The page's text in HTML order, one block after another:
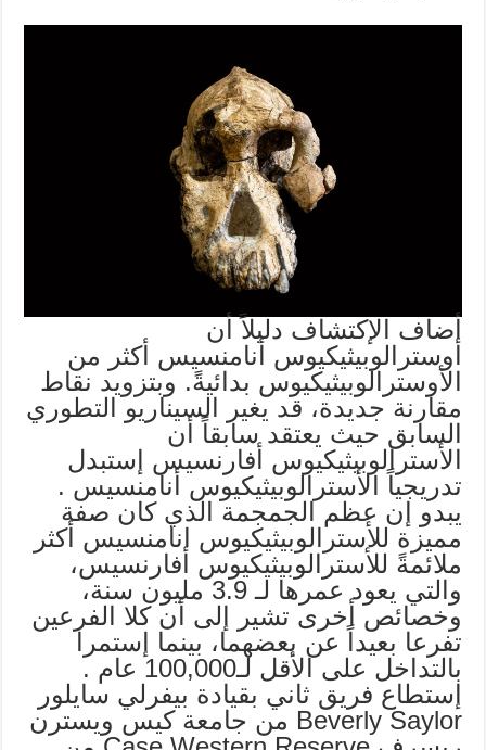
أضاف الإكتشاف دليلاً أن
أوسترالوبيثيكيوس أنامنسيس أكثر من
الأوسترالوبيثيكيوس بدائيةً. وبتزويد نقاط
مقارنة جديدة، قد يغير السيناريو التطوري
السابق حيث يعتقد سابقاً أن
الأسترالوبيثيكيوس أفارنسيس إستبدل
تدريجياً الأسترالوبيثيكيوس أنامنسيس .
يبدو إن عظم الجمجمة الذي كان صفة
مميزة للأسترالوبيثيكيوس انامنسيس أكثر
ملائمةً للأسترالوبيثيكيوس أفارنسيس،
والتي يعود عمرها لـ 3.9 مليون سنة،
وخصائص أخرى تشير إلى أن كلا الفرعين
تفرعا بعيداً عن بعضهما، بينما إستمرا
بالتداخل على الأقل لـ100,000 عام .
إستطاع فريق ثاني بقيادة بيفرلي سايلور
Beverly Saylor من جامعة كيس ويسترن